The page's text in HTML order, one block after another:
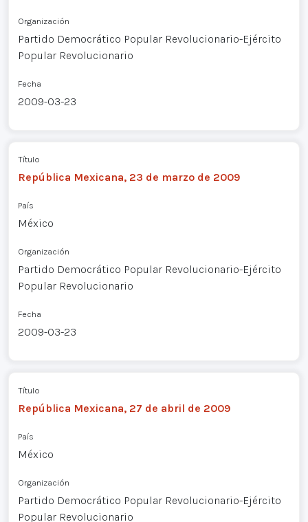
Organización
Partido Democrático Popular Revolucionario-Ejército
Popular Revolucionario
Fecha
2009-03-23
Título
República Mexicana, 23 de marzo de 2009
País
México
Organización
Partido Democrático Popular Revolucionario-Ejército
Popular Revolucionario
Fecha
2009-03-23
Título
República Mexicana, 27 de abril de 2009
País
México
Organización
Partido Democrático Popular Revolucionario-Ejército
Popular Revolucionario